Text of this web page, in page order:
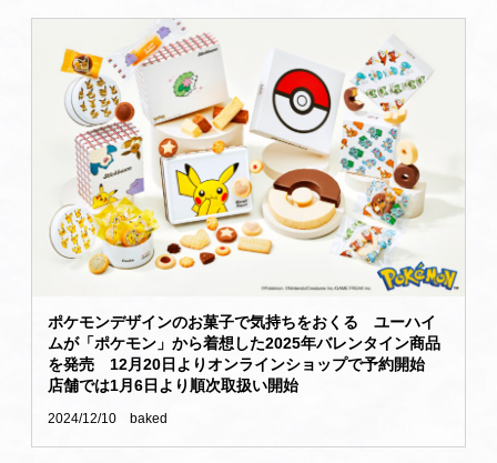
ポケモンデザインのお菓子で気持ちをおくる ユーハイ
ムが「ポケモン」から着想した2025年バレンタイン商品
を発売 12月20日よりオンラインショップで予約開始
店舗では1月6日より順次取扱い開始
2024/12/10 baked